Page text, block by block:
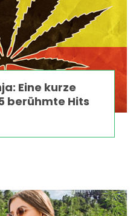
Eine kurze
berühmte Hits